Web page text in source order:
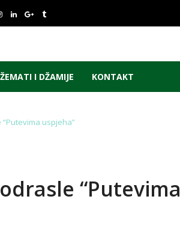
I DŽAMIJE KONTAKT
uspjeha”
“Putevima